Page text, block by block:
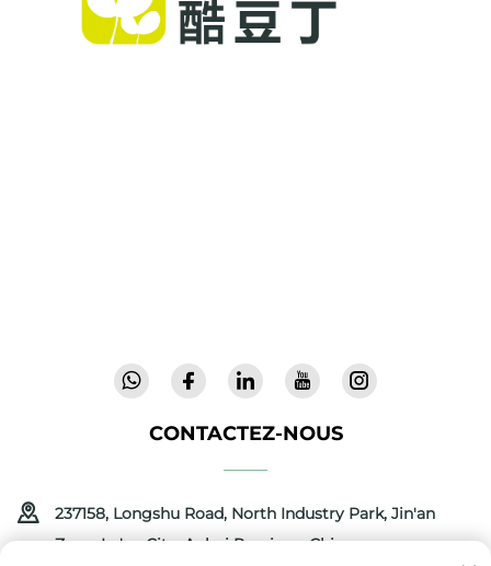
CONTACTEZ-NOUS
237158, Longshu Road, North Industry Park, Jin'an
Zone, Lu'an City, Anhui Province, Chine